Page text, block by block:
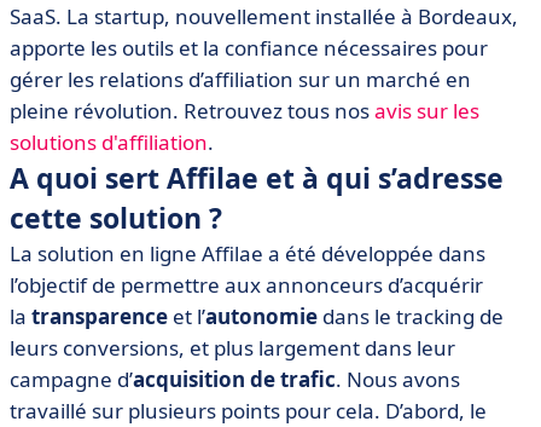
SaaS. La startup, nouvellement installée à Bordeaux,
apporte les outils et la confiance nécessaires pour
gérer les relations d’affiliation sur un marché en
pleine révolution. Retrouvez tous nosavis sur les
solutions d'affiliation.
A quoi sert Affilae et à qui s’adresse
cette solution ?
La solution en ligne Affilae a été développée dans
l’objectif de permettre aux annonceurs d’acquérir
la transparence et l’autonomie dans le tracking de
leurs conversions, et plus largement dans leur
campagne d’acquisition de trafic. Nous avons
travaillé sur plusieurs points pour cela. D’abord, le